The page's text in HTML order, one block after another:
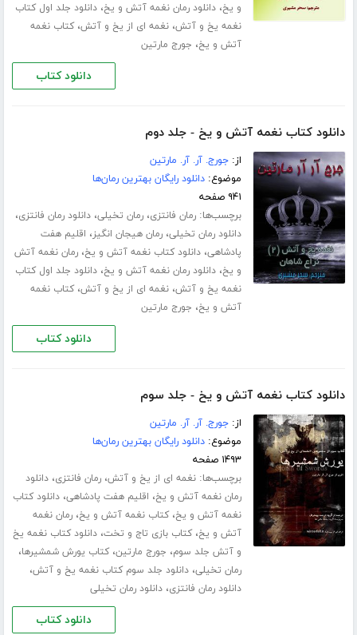
و یخ،دانلود رمان نغمه آتش و یخ،دانلود جلد اول کتاب
نغمه یخ و آتش،نغمه ای از یخ و آتش،کتاب نغمه
آتش و یخ، جورج مارتین
دانلود کتاب
دانلود کتاب نغمه آتش و یخ - جلد دوم
از:جورج. آر. آر. مارتین
موضوع:دانلود رایگان بهترین رمان‌ها
۹۴۱ صفحه
برچسب‌ها:رمان فانتزی،رمان تخیلی،دانلود رمان فانتزی،
دانلود رمان تخیلی،رمان هیجان انگیز، اقلیم هفت
پادشاهی،دانلود کتاب نغمه آتش و یخ،رمان نغمه آتش
و یخ،دانلود رمان نغمه آتش و یخ،دانلود جلد اول کتاب
نغمه یخ و آتش،نغمه ای از یخ و آتش،کتاب نغمه
آتش و یخ، جورج مارتین
دانلود کتاب
دانلود کتاب نغمه آتش و یخ - جلد سوم
از:جورج. آر. آر. مارتین
موضوع:دانلود رایگان بهترین رمان‌ها
۱۴۹۳ صفحه
برچسب‌ها:نغمه ای از یخ و آتش،رمان فانتزی،دانلود
رمان نغمه آتش و یخ، اقلیم هفت پادشاهی،دانلود کتاب
نغمه آتش و یخ،کتاب نغمه آتش و یخ،رمان نغمه
آتش و یخ،کتاب بازی تاج و تخت،دانلود کتاب نغمه یخ
و آتش جلد سوم، جورج مارتین،کتاب یورش شمشیرها،
رمان تخیلی،دانلود جلد سوم کتاب نغمه یخ و آتش،
دانلود رمان فانتزی،دانلود رمان تخیلی
دانلود کتاب